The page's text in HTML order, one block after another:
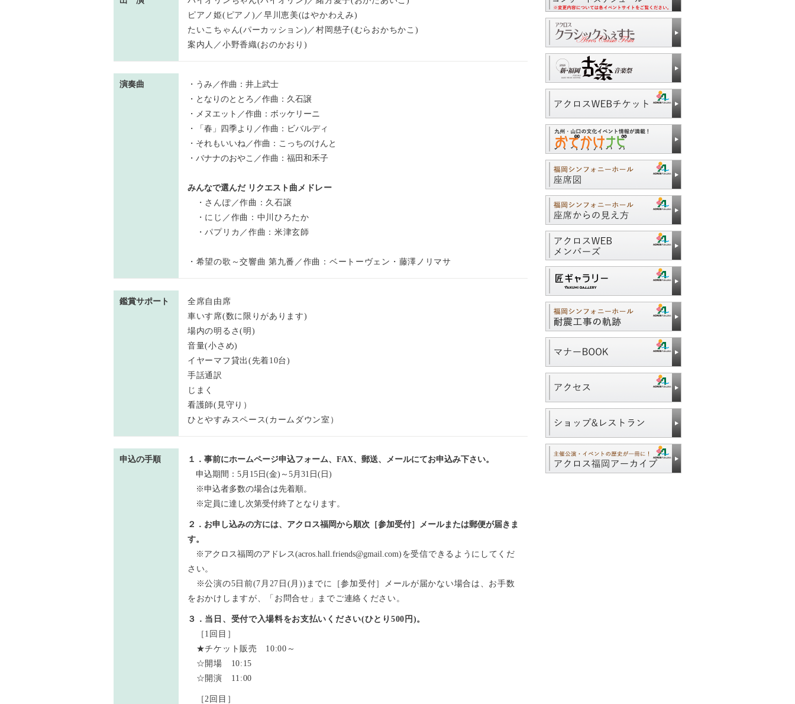
ピアノ姫(ピアノ)／早川恵美(はやかわえみ)
たいこちゃん(パーカッション)／村岡慈子(むらおかちかこ)
案内人／小野香織(おのかおり)
演奏曲
・うみ／作曲：井上武士
・となりのととろ／作曲：久石譲
・メヌエット／作曲：ボッケリーニ
・「春」四季より／作曲：ビバルディ
・それもいいね／作曲：こっちのけんと
・バナナのおやこ／作曲：福田和禾子
みんなで選んだ リクエスト曲メドレー
・さんぽ／作曲：久石譲
・にじ／作曲：中川ひろたか
・パプリカ／作曲：米津玄師
・希望の歌～交響曲 第九番／作曲：ベートーヴェン・藤澤ノリマサ
鑑賞サポート
全席自由席
車いす席(数に限りがあります)
場内の明るさ(明)
音量(小さめ)
イヤーマフ貸出(先着10台)
手話通訳
じまく
看護師(見守り）
ひとやすみスペース(カームダウン室）
申込の手順
１．事前にホームページ申込フォーム、FAX、郵送、メールにてお申込み下さい。
申込期間：5月15日(金)～5月31日(日)
※申込者多数の場合は先着順。
※定員に達し次第受付終了となります。
２．お申し込みの方には、アクロス福岡から順次［参加受付］メールまたは郵便が届きま
す。
※アクロス福岡のアドレス(acros.hall.friends@gmail.com)を受信できるようにしてくだ
さい。
※公演の5日前(7月27日(月))までに［参加受付］メールが届かない場合は、お手数
をおかけしますが、「お問合せ」までご連絡ください。
３．当日、受付で入場料をお支払いください(ひとり500円)。
［1回目］
★チケット販売 10:00～
☆開場 10:15
☆開演 11:00
［2回目］